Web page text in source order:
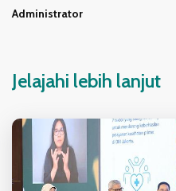
Administrator
Jelajahi lebih lanjut